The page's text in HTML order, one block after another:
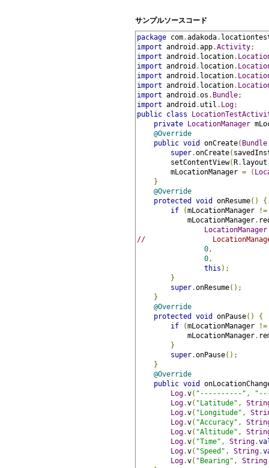
サンプルソースコード
package com.adakoda.
import android .app.Activity;
import android . location.
import android . location.
import android . location.
import android . location.
import android .os . Bundle;
import android . util . Log;
public class
private LocationManager
@Override
public void onCreate( Bundle
super.onCreate(
setContentView(R. layout
mLocationManager = (
}
@Override
protected
void onResume()
{
if
(mLocationManager
!=
mLocationManager.
LocationManager
//
0 ,
0 ,
this );
}
super.onResume();
}
@Override
protected
void onPause()
{
if
(mLocationManager
!=
mLocationManager.
}
super.onPause();
}
@Override
public void
Log.v( "----------" ,
Log.v( "Latitude" ,
Log.v( "Longitude" ,
Log.v( "Accuracy" ,
Log.v( "Altitude" ,
Log.v( "Time" , String.
Log.v( "Speed" , String.
Log.v( "Bearing" , String